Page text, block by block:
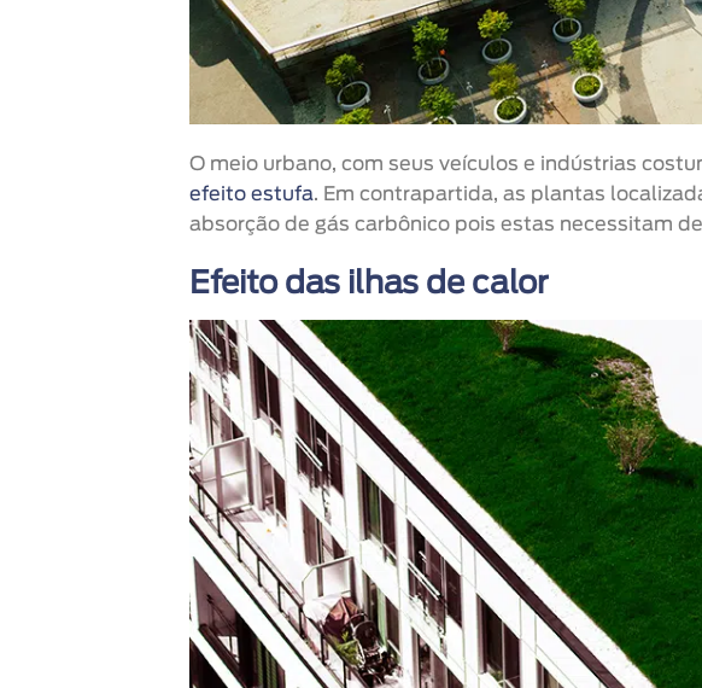
O meio urbano, com seus veículos e indústrias
efeito estufa. Em contrapartida, as plantas
absorção de gás carbônico pois estas necessitam
Efeito das ilhas de calor